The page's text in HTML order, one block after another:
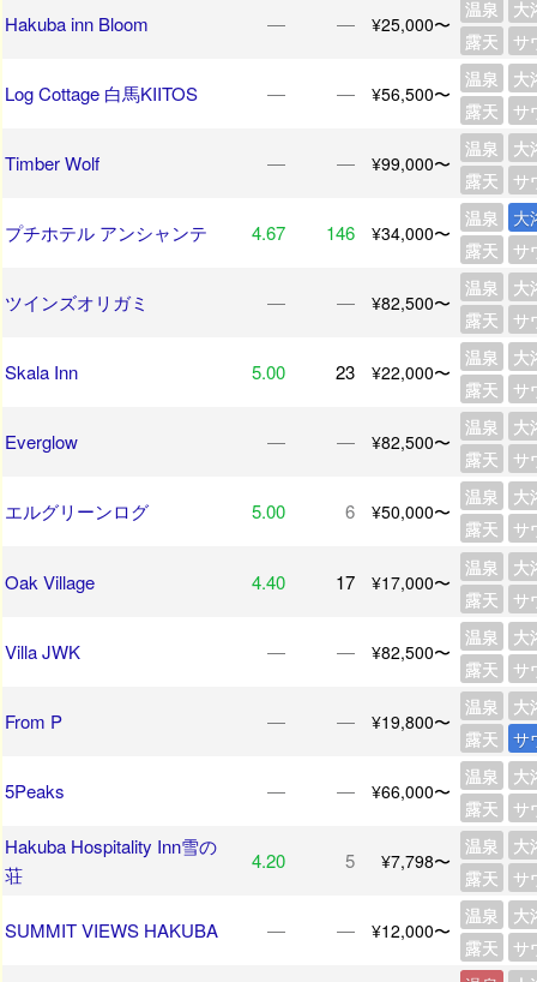
Hakuba inn Bloom ― ― ¥25,000〜
温泉
大
露天
サ
Log Cottage 白馬KIITOS ― ― ¥56,500〜
温泉
大
露天
サ
Timber Wolf ― ― ¥99,000〜
温泉
大
露天
サ
プチホテル アンシャンテ 4.67 146 ¥34,000〜
温泉
大
露天
サ
ツインズオリガミ ― ― ¥82,500〜
温泉
大
露天
サ
Skala Inn 5.00 23 ¥22,000〜
温泉
大
露天
サ
Everglow ― ― ¥82,500〜
温泉
大
露天
サ
エルグリーンログ 5.00 6 ¥50,000〜
温泉
大
露天
サ
Oak Village 4.40 17 ¥17,000〜
温泉
大
露天
サ
Villa JWK ― ― ¥82,500〜
温泉
大
露天
サ
From P ― ― ¥19,800〜
温泉
大
露天
サ
5Peaks ― ― ¥66,000〜
温泉
大
露天
サ
Hakuba Hospitality Inn雪の
荘
4.20 5 ¥7,798〜
温泉
大
露天
サ
SUMMIT VIEWS HAKUBA ― ― ¥12,000〜
温泉
大
露天
サ